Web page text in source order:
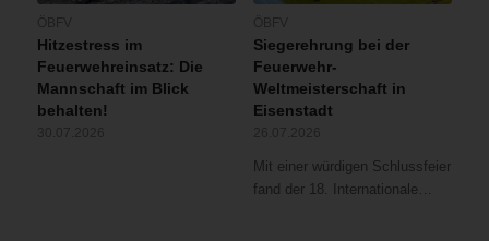
Hitzestress im
Feuerwehreinsatz: Die
Mannschaft im Blick
behalten!
Siegerehrung bei der
Feuerwehr-
Weltmeisterschaft in
Eisenstadt
Mit einer würdigen Schlussfeier
fand der 18. Internationale…